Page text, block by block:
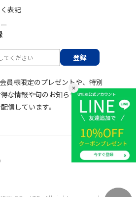
表記
登録
員様限定のプレゼントや、特別
な情報や旬のお知らせを購読無
信しています。